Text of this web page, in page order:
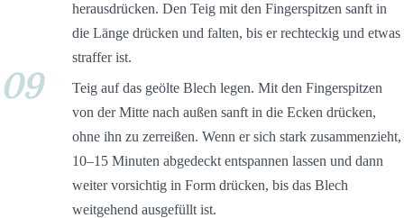
herausdrücken. Den Teig mit den Fingerspitzen sanft in
die Länge drücken und falten, bis er rechteckig und etwas
straffer ist.
09
Teig auf das geölte Blech legen. Mit den Fingerspitzen
von der Mitte nach außen sanft in die Ecken drücken,
ohne ihn zu zerreißen. Wenn er sich stark zusammenzieht,
10–15 Minuten abgedeckt entspannen lassen und dann
weiter vorsichtig in Form drücken, bis das Blech
weitgehend ausgefüllt ist.